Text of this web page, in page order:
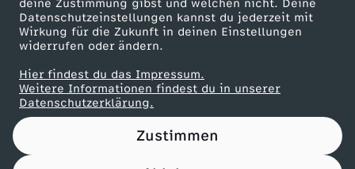
deine Zustimmung gibst und welchen nicht. Deine
Datenschutzeinstellungen kannst du jederzeit mit
Wirkung für die Zukunft in deinen Einstellungen
widerrufen oder ändern.
Hier findest du das Impressum.
Weitere Informationen findest du in unserer
Datenschutzerklärung.
Zustimmen
Partner